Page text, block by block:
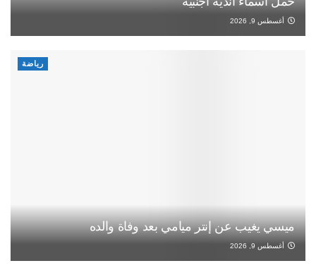
أغسطس 9, 2026
رياضة
ميسي يغيب عن إنتر ميامي بعد وفاة والده
أغسطس 9, 2026